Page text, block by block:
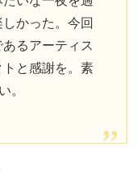
かった。今回
るアーティス
トと感謝を。素
。